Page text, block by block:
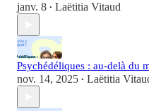
janv. 8 • Laëtitia Vitaud
Psychédéliques : au-delà du
nov. 14, 2025 • Laëtitia